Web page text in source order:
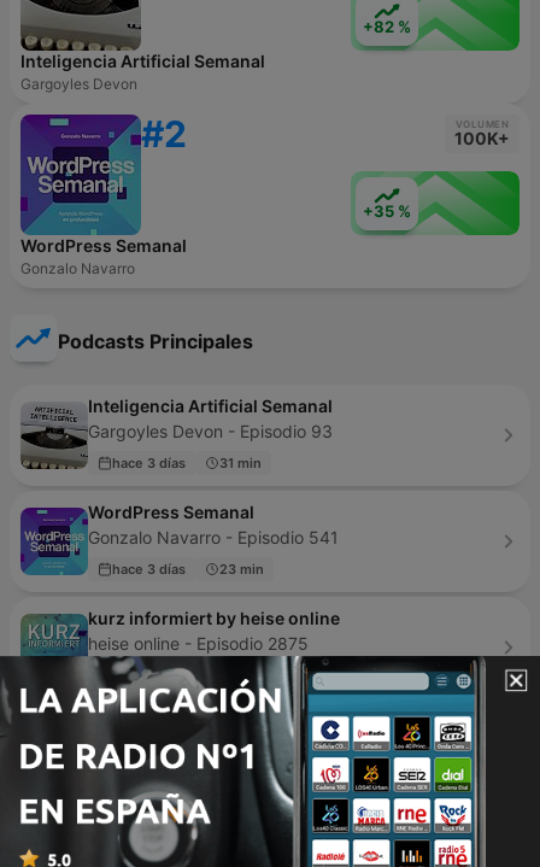
+82 %
Inteligencia Artificial Semanal
Gargoyles Devon
#2 VOLUMEN
100K+
+35 %
WordPress Semanal
Gonzalo Navarro
Podcasts Principales
Inteligencia Artificial Semanal
Gargoyles Devon - Episodio 93
hace 3 días 31 min
WordPress Semanal
Gonzalo Navarro - Episodio 541
hace 3 días 23 min
kurz informiert by heise online
heise online - Episodio 2875
hace 17 horas 3 min
Inteligencia Artificial
Pocho Costa - Episodio 215
hace 13 horas
Radio Marca Barcelona 89.1 FM
Radio Marca Barcelona 89.1 Fm - Episodio 60